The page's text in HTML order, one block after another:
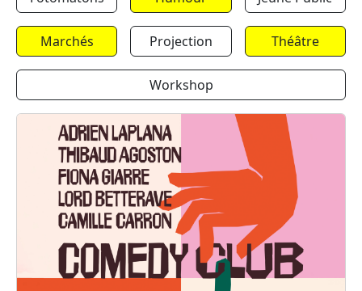
Marchés Projection Théâtre
Workshop